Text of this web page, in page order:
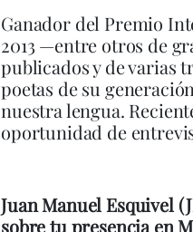
Ganador del Premio
2013 —entre otros de
publicados y de varias
poetas de su
nuestra lengua.
oportunidad de
Juan Manuel Esquivel
sobre tu presencia en